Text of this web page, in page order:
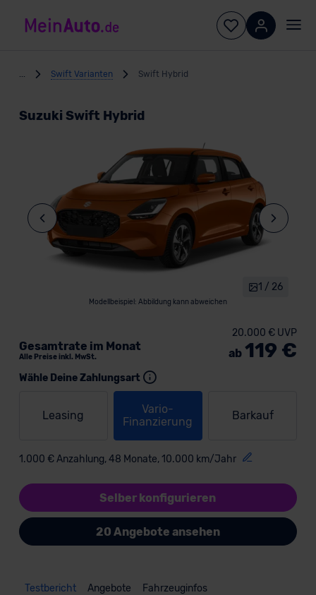
Swift Varianten Swift Hybrid
Suzuki Swift Hybrid
Modellbeispiel: Abbildung kann abweichen
1 / 26
Wähle Deine Zahlungsart
Leasing
Vario-
Finanzierung
Barkauf
1.000 € Anzahlung, 48 Monate, 10.000 km/Jahr
Gesamtrate im Monat
Alle Preise inkl. MwSt.
20.000 € UVP
ab 119 €
Selber konfigurieren
20 Angebote ansehen
Testbericht Angebote Fahrzeuginfos